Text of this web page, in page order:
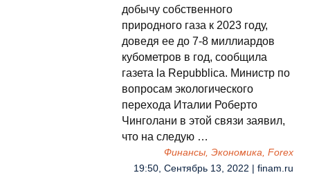
добычу собственного
природного газа к 2023 году,
доведя ее до 7-8 миллиардов
кубометров в год, сообщила
газета la Repubblica. Министр по
вопросам экологического
перехода Италии Роберто
Чинголани в этой связи заявил,
что на следую …
Финансы, Экономика, Forex
19:50, Сентябрь 13, 2022 | finam.ru